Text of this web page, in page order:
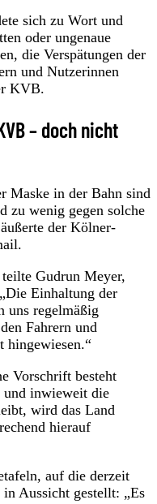
sich zu Wort und
oder ungenaue
die Verspätungen der
und Nutzerinnen
KVB.
– doch nicht
Maske in der Bahn sind
zu wenig gegen solche
der Kölner-
Gudrun Meyer,
Einhaltung der
regelmäßig
Fahrern und
hingewiesen.“
Vorschrift besteht
und inwieweit die
wird das Land
hierauf
auf die derzeit
Aussicht gestellt: „Es